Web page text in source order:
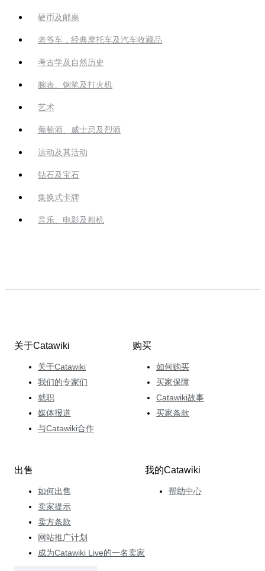
硬币及邮票
老爷车，经典摩托车及汽车收藏品
考古学及自然历史
腕表、钢笔及打火机
艺术
葡萄酒、威士忌及烈酒
运动及其活动
钻石及宝石
集换式卡牌
音乐、电影及相机
关于Catawiki
关于Catawiki
我们的专家们
就职
媒体报道
与Catawiki合作
购买
如何购买
买家保障
Catawiki故事
买家条款
出售
如何出售
卖家提示
卖方条款
网站推广计划
成为Catawiki Live的一名卖家
我的Catawiki
帮助中心